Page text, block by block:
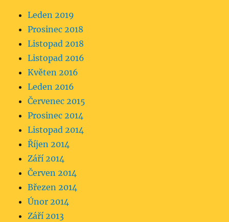
Leden 2019
Prosinec 2018
Listopad 2018
Listopad 2016
Květen 2016
Leden 2016
Červenec 2015
Prosinec 2014
Listopad 2014
Říjen 2014
Září 2014
Červen 2014
Březen 2014
Únor 2014
Září 2013